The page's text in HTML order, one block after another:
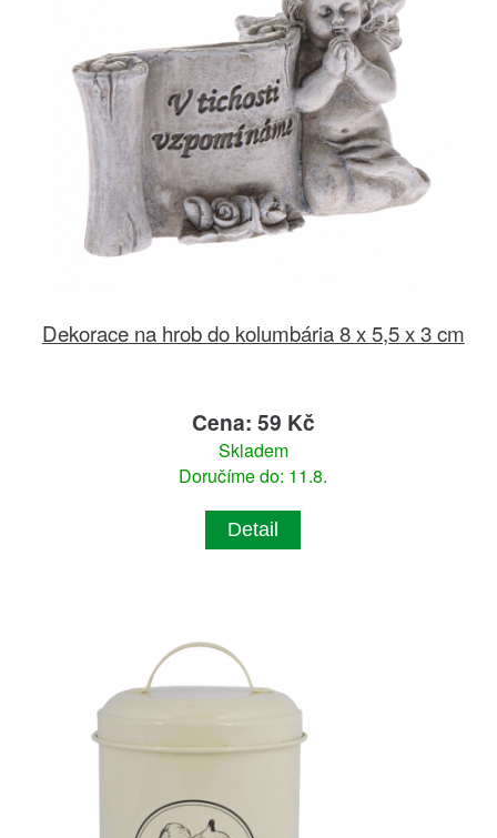
Dekorace na hrob do kolumbária 8 x 5,5 x 3 cm
Cena: 59 Kč
Skladem
Doručíme do: 11.8.
Detail